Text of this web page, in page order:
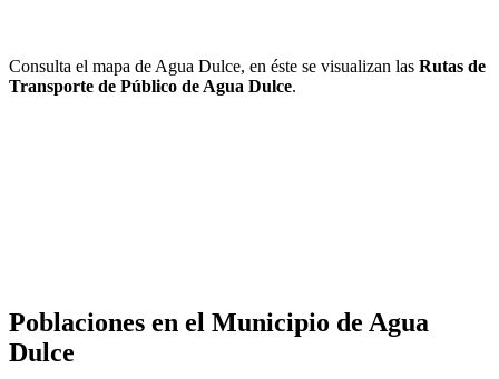
Consulta el mapa de Agua Dulce, en éste se visualizan las Rutas de
Transporte de Público de Agua Dulce.
Poblaciones en el Municipio de Agua
Dulce